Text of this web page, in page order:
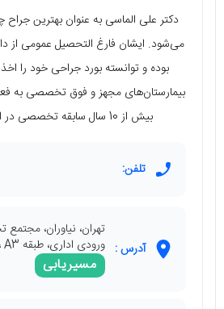
دکتر علی الماسی به عنوان بهترین جراح
می‌شود. ایشان فارغ التحصیل عمومی از
بوده و توانسته بورد جراحی خود را
بیمارستان‌های مجهز و فوق تخصصی به
بیش از 10 سال سابقه تخصصی در این حوزه است.
تلفن:
آدرس :
تهران، نیاوران،
ورودی اداری، طبقه A3 ، واحد 06
مسیریابی